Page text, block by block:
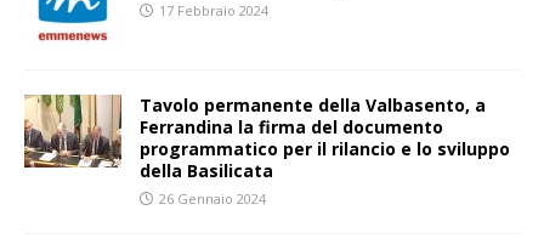
17 Febbraio 2024
Tavolo permanente della Valbasento, a
Ferrandina la firma del documento
programmatico per il rilancio e lo sviluppo
della Basilicata
26 Gennaio 2024